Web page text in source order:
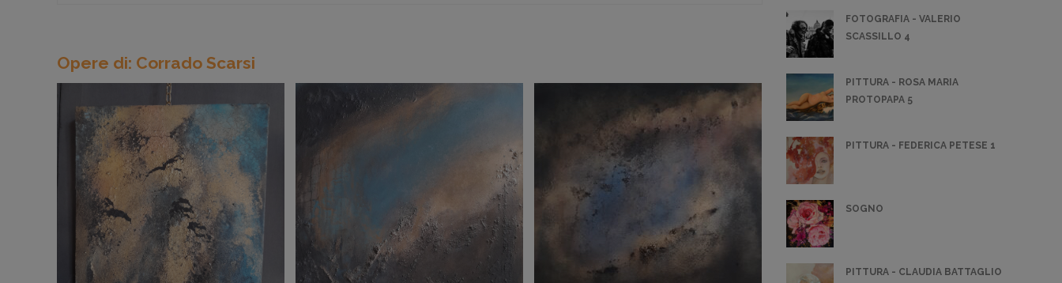
Opere di: Corrado Scarsi
FOTOGRAFIA - VALERIO
SCASSILLO 4
PITTURA - ROSA MARIA
PROTOPAPA 5
PITTURA - FEDERICA PETESE 1
SOGNO
PITTURA - CLAUDIA BATTAGLIO